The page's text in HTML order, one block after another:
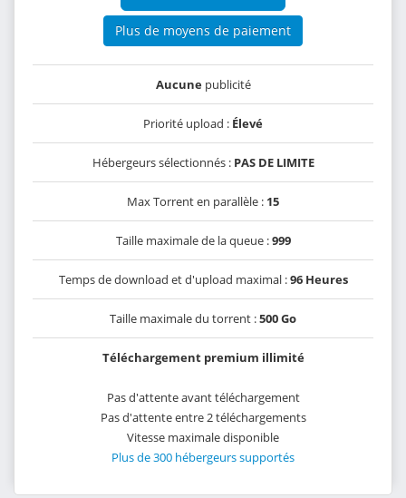
Plus de moyens de paiement
Aucunepublicité
Priorité upload : Élevé
Hébergeurs sélectionnés : PAS DE LIMITE
Max Torrent en parallèle : 15
Taille maximale de la queue :999
Temps de download et d'upload maximal :96 Heures
Taille maximale du torrent :500 Go
Téléchargement premium illimité
Pas d'attente avant téléchargement
Pas d'attente entre 2 téléchargements
Vitesse maximale disponible
Plus de 300 hébergeurs supportés